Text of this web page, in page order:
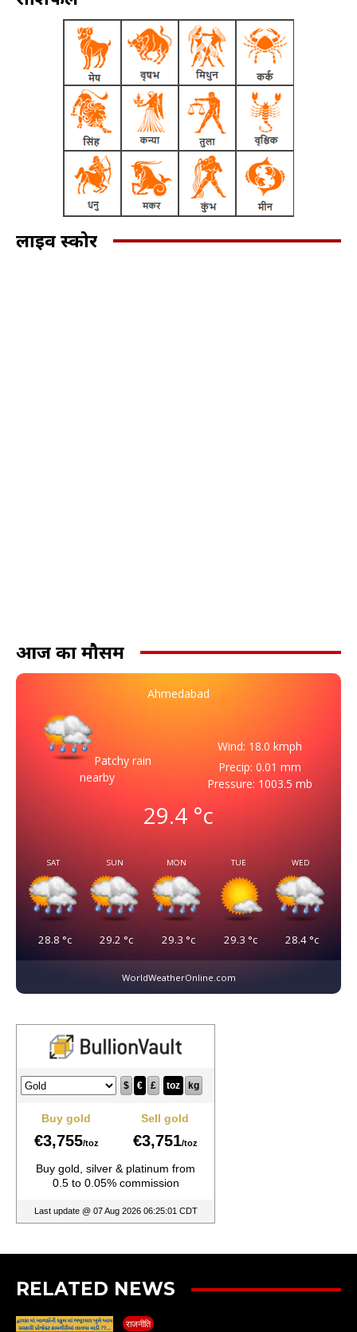
लाइव स्कोर
आज का मौसम
Ahmedabad
Patchy rain
nearby
Wind: 18.0 kmph
Precip: 0.01 mm
Pressure: 1003.5 mb
29.4 °c
SAT
28.8 °c
SUN
29.2 °c
MON
29.3 °c
TUE
29.3 °c
WED
28.4 °c
WorldWeatherOnline.com
RELATED NEWS
राजनीति